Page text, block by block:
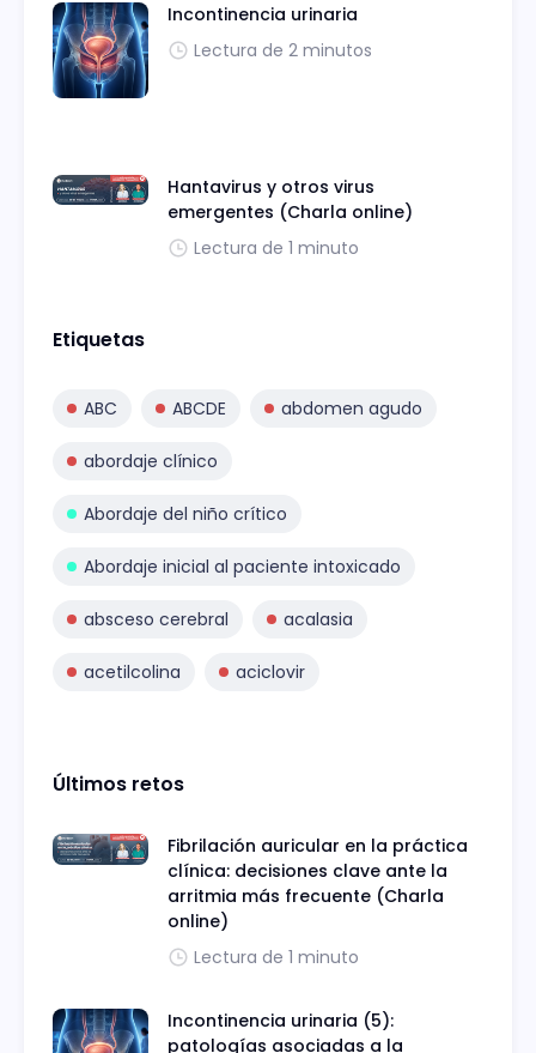
Incontinencia urinaria
Lectura de 2 minutos
Hantavirus y otros virus
emergentes (Charla online)
Lectura de 1 minuto
Etiquetas
ABC ABCDE abdomen agudo
abordaje clínico
Abordaje del niño crítico
Abordaje inicial al paciente intoxicado
absceso cerebral acalasia
acetilcolina aciclovir
Últimos retos
Fibrilación auricular en la práctica
clínica: decisiones clave ante la
arritmia más frecuente (Charla
online)
Lectura de 1 minuto
Incontinencia urinaria (5):
patologías asociadas a la